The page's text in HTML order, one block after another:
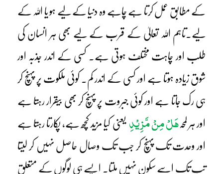
کے مطابق عمل کرتا ہے چاہے وہ دنیا کے لیے ہو یا اللہ کے
لیے۔تاہم اللہ تعالیٰ کے قرب کے لیے بھی ہر انسان کی
طلب اور چاہت مختلف ہوتی ہے۔ کسی کے اندر جذبہ اور
شوق زیادہ ہوتا ہے اور کسی کے اندر کم۔ کوئی ملکوت پر پہنچ کر
ہی رک جاتا ہے اور کوئی جبروت پر پہنچ کر بھی بیقرار رہتا ہے
اور ہر لمحہ ھَلْ مِنْ مَّزِیْدِ یعنی کیا مزید کچھ ہے، پکارتا رہتا ہے
اور وحدت تک پہنچ کر جب تک وصال حاصل نہیں کر لیتا
تب تک اسے سکون نہیں ملتا۔ ایسے ہی لوگوں کے متعلق